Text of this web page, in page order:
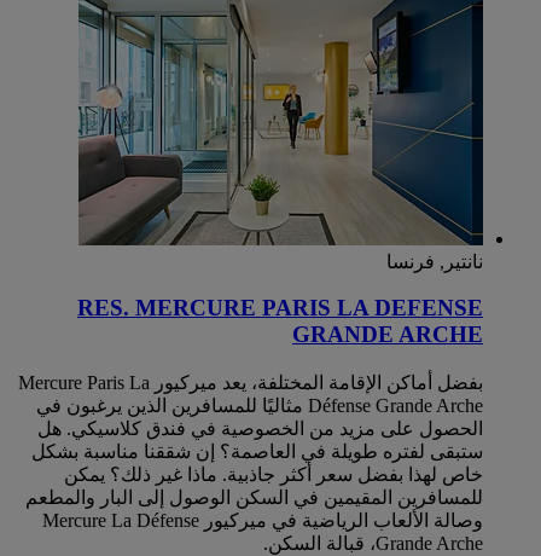
نانتير, فرنسا
RES. MERCURE PARIS LA DEFENSE
GRANDE ARCHE
بفضل أماكن الإقامة المختلفة، يعد ميركيور Mercure Paris La
Défense Grande Arche مثاليًا للمسافرين الذين يرغبون في
الحصول على مزيد من الخصوصية في فندق كلاسيكي. هل
ستبقى لفتره طويلة في العاصمة؟ إن شققنا مناسبة بشكل
خاص لهذا بفضل سعر أكثر جاذبية. ماذا غير ذلك؟ يمكن
للمسافرين المقيمين في السكن الوصول إلى البار والمطعم
وصالة الألعاب الرياضية في ميركيور Mercure La Défense
Grande Arche، قبالة السكن.